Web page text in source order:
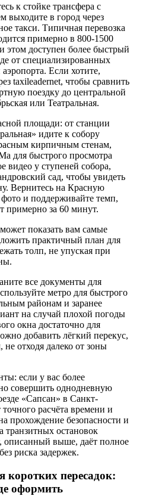
к стойке трансфера с
выходите в город через
такси. Типичная перевозка
примерно в 800-1500
этом доступен более быстрый
от специализированных
Если хотите,
taxileadernet, чтобы сравнить
поездку до центральной
или Театральная.
площади: от станции
идите к собору
кирпичным стенам,
для быстрого просмотра
видео у ступеней собора,
сад, чтобы увидеть
Вернитесь на Красную
и поддерживайте темп,
примерно за 60 минут.
показать вам самые
практичный план для
толп, не упуская при
все документы для
метро для быстрого
районам и заранее
на случай плохой погоды
окна достаточно для
добавить лёгкий перекус,
не отходя далеко от зоны
если у вас более
совершить однодневную
«Сапсан» в Санкт-
точного расчёта времени и
прохождение безопасности и
транзитных остановок
описанный выше, даёт полное
риска задержек.
коротких пересадок:
оформить